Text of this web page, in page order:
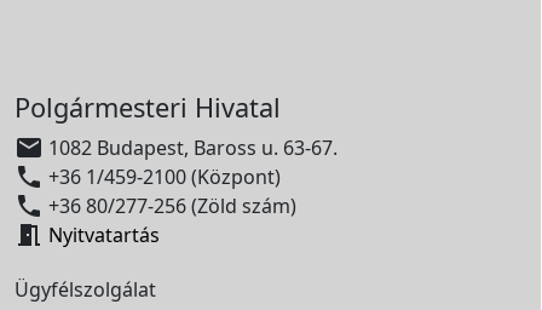
Polgármesteri Hivatal
 1082 Budapest, Baross u. 63-67.
 +36 1/459-2100 (Központ)
 +36 80/277-256 (Zöld szám)
 Nyitvatartás
Ügyfélszolgálat